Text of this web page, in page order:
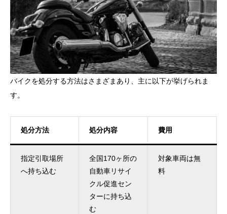
バイクを処分する方法はさまざまあり、主に以下が挙げられま
す。
処分方法 処分内容 費用
指定引取場所
へ持ち込む
全国170ヶ所の
自動車リサイ
クル促進セン
ターに持ち込
む
対象車両は無
料